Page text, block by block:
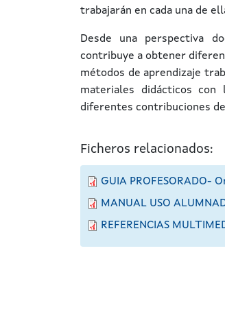
trabajarán en cada una de
Desde una perspectiva
contribuye a obtener
métodos de aprendizaje
materiales didácticos
diferentes contribuciones
Ficheros relacionados:
GUIA PROFESORADO-
MANUAL USO
REFERENCIAS